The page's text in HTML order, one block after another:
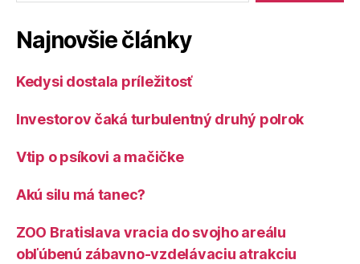
Najnovšie články
Kedysi dostala príležitosť
Investorov čaká turbulentný druhý polrok
Vtip o psíkovi a mačičke
Akú silu má tanec?
ZOO Bratislava vracia do svojho areálu
obľúbenú zábavno-vzdelávaciu atrakciu